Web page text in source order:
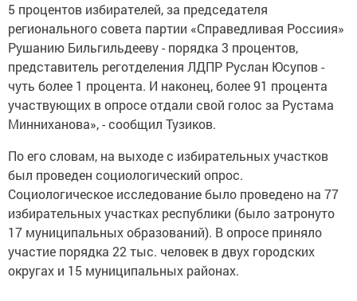
5 процентов избирателей, за председателя
регионального совета партии «Справедливая Россиия»
Рушанию Бильгильдееву - порядка 3 процентов,
представитель реготделения ЛДПР Руслан Юсупов -
чуть более 1 процента. И наконец, более 91 процента
участвующих в опросе отдали свой голос за Рустама
Минниханова», - сообщил Тузиков.
По его словам, на выходе с избирательных участков
был проведен социологический опрос.
Социологическое исследование было проведено на 77
избирательных участках республики (было затронуто
17 муниципальных образований). В опросе приняло
участие порядка 22 тыс. человек в двух городских
округах и 15 муниципальных районах.